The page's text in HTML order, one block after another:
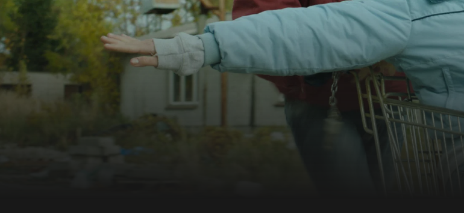
Gefühl für andere und sich selbst spürbar werden, zeigt das Scheitern
und dessen ganze Schmerzhaftigkeit mit Konsequenz und klaren
Mitteln. [...] 'So schön wie Du' ist ein Film, der berührt und im
Gedächtnis bleibt – nicht zuletzt weil es Franziska Pflaum gelungen ist,
und das ist das Erstaunliche, hinter der gezeigten Tristesse den
verschütteten Kern menschlicher Wärme und Würde lebendig zu
halten." (Jury-Begründung - Deutscher Kurzfilmpreis 2014)